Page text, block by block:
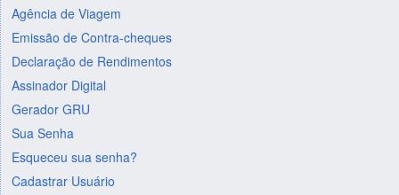
Agência de Viagem
Emissão de Contra-cheques
Declaração de Rendimentos
Assinador Digital
Gerador GRU
Sua Senha
Esqueceu sua senha?
Cadastrar Usuário